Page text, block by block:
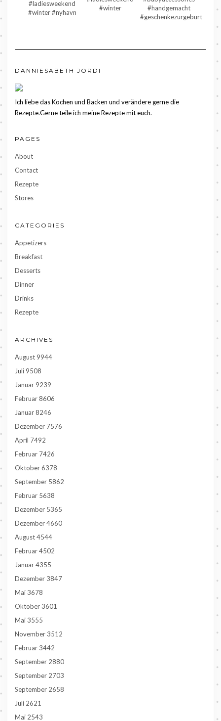
DANNIESABETH JORDI
Ich liebe das Kochen und Backen und verändere gerne die
Rezepte.Gerne teile ich meine Rezepte mit euch.
PAGES
About
Contact
Rezepte
Stores
CATEGORIES
Appetizers
Breakfast
Desserts
Dinner
Drinks
Rezepte
ARCHIVES
August 9944
Juli 9508
Januar 9239
Februar 8606
Januar 8246
Dezember 7576
April 7492
Februar 7426
Oktober 6378
September 5862
Februar 5638
Dezember 5365
Dezember 4660
August 4544
Februar 4502
Januar 4355
Dezember 3847
Mai 3678
Oktober 3601
Mai 3555
November 3512
Februar 3442
September 2880
September 2703
September 2658
Juli 2621
Mai 2543